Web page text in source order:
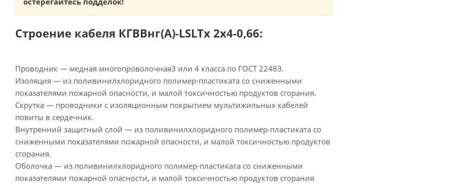
Строение кабеля КГВВнг(А)-LSLTx 2х4-0,66:
Проводник — медная многопроволочная3 или 4 класса по ГОСТ 22483.
Изоляция — из поливинилхлоридного полимер-пластиката со сниженными
показателями пожарной опасности, и малой токсичностью продуктов сгорания.
Скрутка — проводники с изоляционным покрытием мультижильных кабелей
повиты в сердечник.
Внутренний защитный слой — из поливинилхлоридного полимер-пластиката со
сниженными показателями пожарной опасности, и малой токсичностью продуктов
сгорания.
Оболочка — из поливинилхлоридного полимер-пластиката со сниженными
показателями пожарной опасности, и малой токсичностью продуктов сгорания